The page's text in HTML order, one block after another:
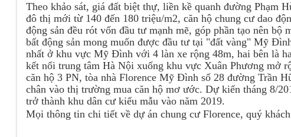
Theo khảo sát, giá đất biệt thự, liền kề quanh đường
đô thị mới từ 140 đến 180 triệu/m2, căn hộ chung cư dao
động sản đều rót vốn đầu tư mạnh mẽ, góp phần tạo nên
bất động sản mong muốn được đầu tư tại "đất vàng" Mỹ
nhất ở khu vực Mỹ Đình với 4 làn xe rộng 48m, hai bên là
kết nối trung tâm Hà Nội xuống khu vực Xuân Phương mở
căn hộ 3 PN, tòa nhà Florence Mỹ Đình số 28 đường Trần
chân vào thị trường mua căn hộ mơ ước. Dự kiến tháng 8/
trở thành khu dân cư kiểu mẫu vào năm 2019.
Mọi thông tin chi tiết về dự án chung cư Florence, quý